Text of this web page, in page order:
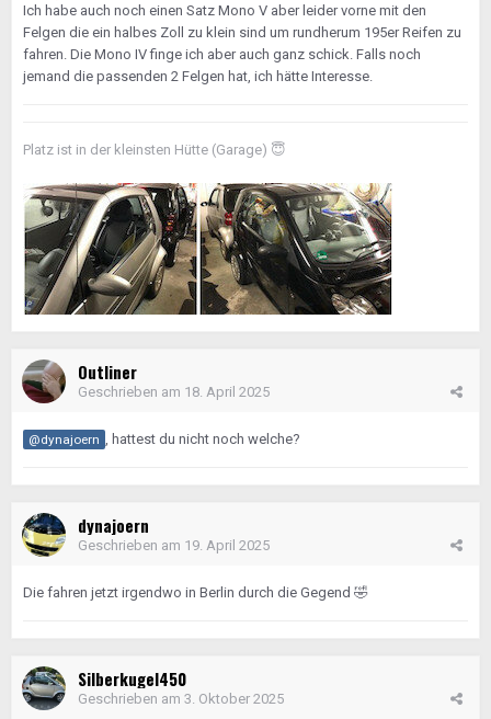
Ich habe auch noch einen Satz Mono V aber leider vorne mit den
Felgen die ein halbes Zoll zu klein sind um rundherum 195er Reifen zu
fahren. Die Mono IV finge ich aber auch ganz schick. Falls noch
jemand die passenden 2 Felgen hat, ich hätte Interesse.
Platz ist in der kleinsten Hütte (Garage) 😇
Outliner
Geschrieben am 18. April 2025
@dynajoern , hattest du nicht noch welche?
dynajoern
Geschrieben am 19. April 2025
Die fahren jetzt irgendwo in Berlin durch die Gegend 🤣
Silberkugel450
Geschrieben am 3. Oktober 2025